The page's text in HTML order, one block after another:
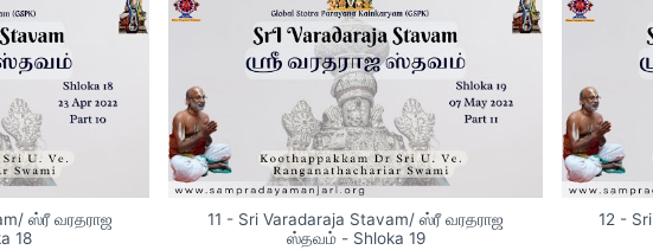
ஸ்ரீ வரதராஜ
18
11 - Sri Varadaraja Stavam/ ஸ்ரீ வரதராஜ
ஸ்தவம் - Shloka 19
12 -